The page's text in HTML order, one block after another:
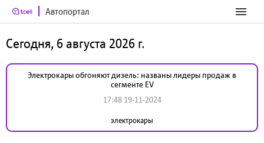
Автопортал
Сегодня, 6 августа 2026 г.
Электрокары обгоняют дизель: названы лидеры продаж в
сегменте EV
17:48 19-11-2024
электрокары